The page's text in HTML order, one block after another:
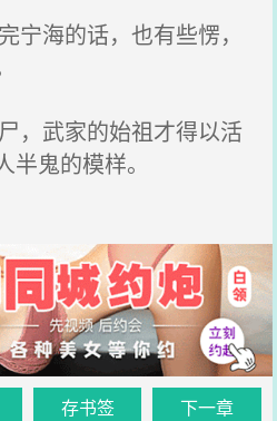
海的话，也有些愣，
，武家的始祖才得以活
鬼的模样。
存书签 下一章